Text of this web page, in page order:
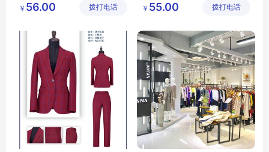
素言品牌撤柜女装
限公司
￥ 56.00 拨打电话
杭州休闲原创
限公司
￥ 55.00 拨打电话